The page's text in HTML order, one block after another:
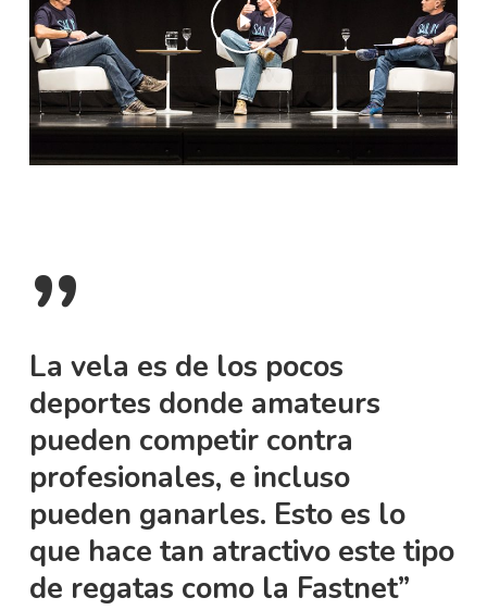
”
La vela es de los pocos
deportes donde amateurs
pueden competir contra
profesionales, e incluso
pueden ganarles. Esto es lo
que hace tan atractivo este tipo
de regatas como la Fastnet”